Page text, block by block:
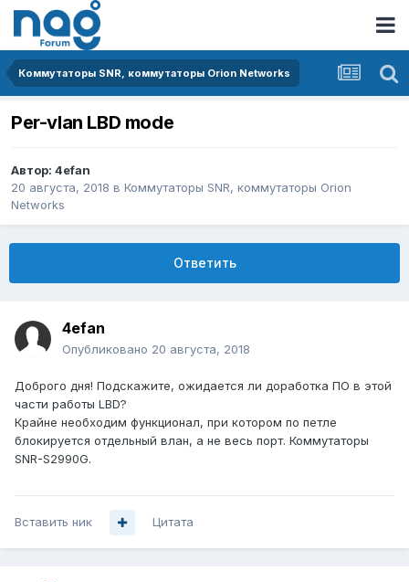
Коммутаторы SNR, коммутаторы Orion Networks
Per-vlan LBD mode
Автор: 4efan
20 августа, 2018 в Коммутаторы SNR, коммутаторы Orion
Networks
Ответить
4efan
Опубликовано 20 августа, 2018
Доброго дня! Подскажите, ожидается ли доработка ПО в этой
части работы LBD?
Крайне необходим функционал, при котором по петле
блокируется отдельный влан, а не весь порт. Коммутаторы
SNR-S2990G.
Вставить ник Цитата